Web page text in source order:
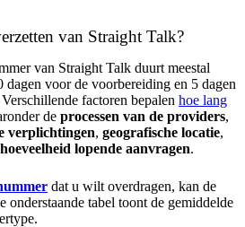
van Straight Talk?
van Straight Talk duurt meestal
dagen voor de voorbereiding en 5 dagen
factoren bepalen hoe lang
de processen van de providers,
verplichtingen, geografische locatie,
hoeveelheid lopende aanvragen.
dat u wilt overdragen, kan de
tabel toont de gemiddelde